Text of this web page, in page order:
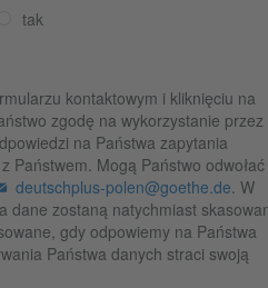
tak
kontaktowym i kliknięciu na
zgodę na wykorzystanie przez
na Państwa zapytania
Państwem. Mogą Państwo odwołać
deutschplus-polen@goethe.de. W
dane zostaną natychmiast
gdy odpowiemy na Państwa
Państwa danych straci swoją